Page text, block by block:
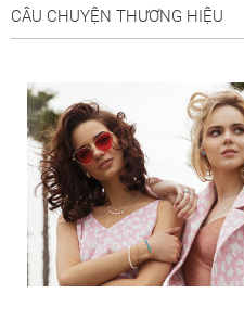
CÂU CHUYỆN THƯƠNG HIỆU